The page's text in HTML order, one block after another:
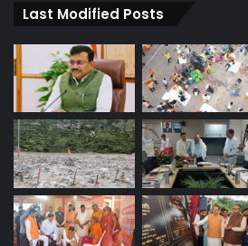
Last Modified Posts